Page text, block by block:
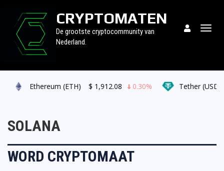
CRYPTOMATEN
De grootste cryptocommunity van
Nederland.
Ethereum (ETH) $1,912.08 0.30% Tether (USDT)
SOLANA
WORD CRYPTOMAAT